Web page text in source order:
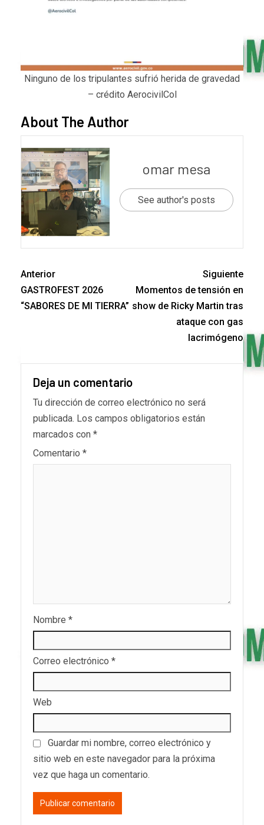
Ninguno de los tripulantes sufrió herida de gravedad
– crédito AerocivilCol
About The Author
omar mesa
See author's posts
Anterior
GASTROFEST 2026
“SABORES DE MI TIERRA”
Siguiente
Momentos de tensión en
show de Ricky Martin tras
ataque con gas
lacrimógeno
Deja un comentario
Tu dirección de correo electrónico no será
publicada. Los campos obligatorios están
marcados con *
Comentario *
Nombre *
Correo electrónico *
Web
Guardar mi nombre, correo electrónico y
sitio web en este navegador para la próxima
vez que haga un comentario.